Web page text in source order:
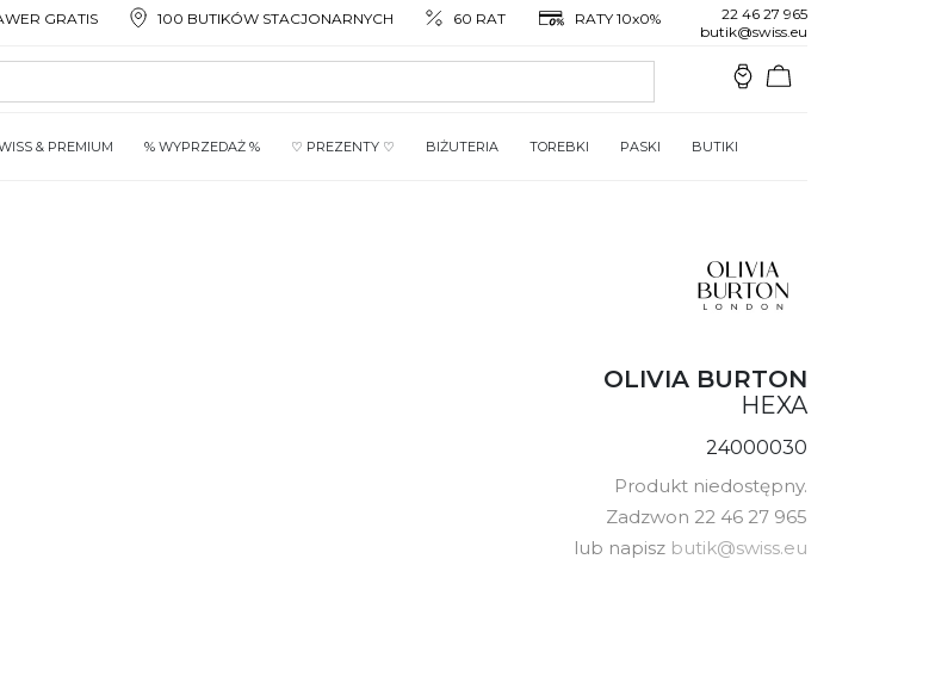
GRATIS 100 BUTIKÓW STACJONARNYCH 60 RAT RATY 10x0%
22 46 27 965
butik@swiss.eu
& PREMIUM % WYPRZEDAŻ % ♡ PREZENTY ♡ BIŻUTERIA TOREBKI PASKI BUTIKI
OLIVIA BURTON
HEXA
24000030
Produkt niedostępny.
Zadzwon 22 46 27 965
lub napisz butik@swiss.eu